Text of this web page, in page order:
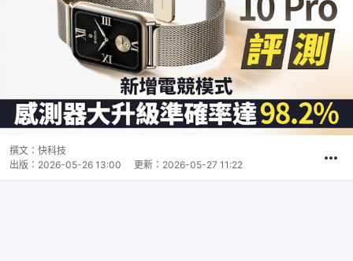
撰文： 快科技
出版： 2026-05-26 13:00 更新： 2026-05-27 11:22